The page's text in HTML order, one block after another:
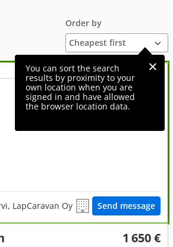
Order by
You can sort the search
results by proximity to your
own location when you are
signed in and have allowed
the browser location data.
15 950 €
LapCaravan Oy Send message
1 650 €